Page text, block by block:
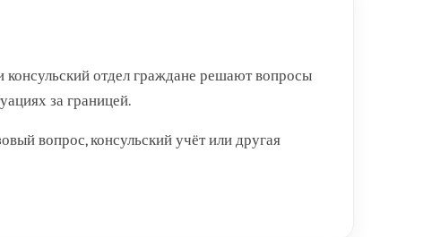
отдел граждане решают вопросы
за границей.
вопрос, консульский учёт или другая